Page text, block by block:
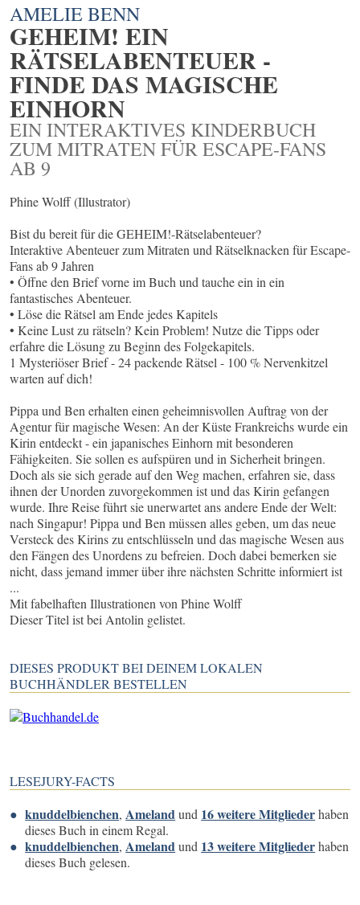
AMELIE BENN
GEHEIM! EIN
RÄTSELABENTEUER -
FINDE DAS MAGISCHE
EINHORN
EIN INTERAKTIVES KINDERBUCH
ZUM MITRATEN FÜR ESCAPE-FANS
AB 9
Phine Wolff (Illustrator)
Bist du bereit für die GEHEIM!-Rätselabenteuer?
Interaktive Abenteuer zum Mitraten und Rätselknacken für Escape-
Fans ab 9 Jahren
• Öffne den Brief vorne im Buch und tauche ein in ein
fantastisches Abenteuer.
• Löse die Rätsel am Ende jedes Kapitels
• Keine Lust zu rätseln? Kein Problem! Nutze die Tipps oder
erfahre die Lösung zu Beginn des Folgekapitels.
1 Mysteriöser Brief - 24 packende Rätsel - 100 % Nervenkitzel
warten auf dich!
Pippa und Ben erhalten einen geheimnisvollen Auftrag von der
Agentur für magische Wesen: An der Küste Frankreichs wurde ein
Kirin entdeckt - ein japanisches Einhorn mit besonderen
Fähigkeiten. Sie sollen es aufspüren und in Sicherheit bringen.
Doch als sie sich gerade auf den Weg machen, erfahren sie, dass
ihnen der Unorden zuvorgekommen ist und das Kirin gefangen
wurde. Ihre Reise führt sie unerwartet ans andere Ende der Welt:
nach Singapur! Pippa und Ben müssen alles geben, um das neue
Versteck des Kirins zu entschlüsseln und das magische Wesen aus
den Fängen des Unordens zu befreien. Doch dabei bemerken sie
nicht, dass jemand immer über ihre nächsten Schritte informiert ist
...
Mit fabelhaften Illustrationen von Phine Wolff
Dieser Titel ist bei Antolin gelistet.
DIESES PRODUKT BEI DEINEM LOKALEN
BUCHHÄNDLER BESTELLEN
LESEJURY-FACTS
knuddelbienchen,Amelandund 16 weitere Mitgliederhaben
dieses Buch in einem Regal.
knuddelbienchen,Amelandund 13 weitere Mitgliederhaben
dieses Buch gelesen.